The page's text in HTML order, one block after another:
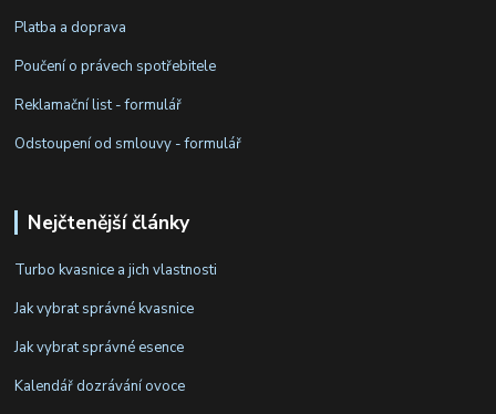
Platba a doprava
Poučení o právech spotřebitele
Reklamační list - formulář
Odstoupení od smlouvy - formulář
Nejčtenější články
Turbo kvasnice a jich vlastnosti
Jak vybrat správné kvasnice
Jak vybrat správné esence
Kalendář dozrávání ovoce